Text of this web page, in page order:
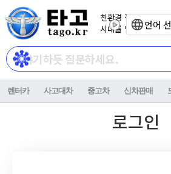
친환경 전기자동차
시대를 열어갑니다.
렌터카 사고대차 중고차 신차판매
로그인
언어